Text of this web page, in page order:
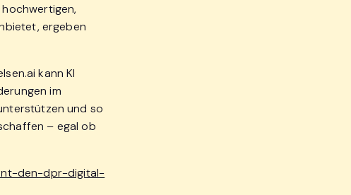
ergeben
kann KI
im
und so
– egal ob
den-dpr-digital-